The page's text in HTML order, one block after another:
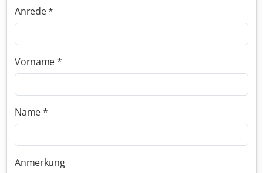
Anrede *
Vorname *
Name *
Anmerkung